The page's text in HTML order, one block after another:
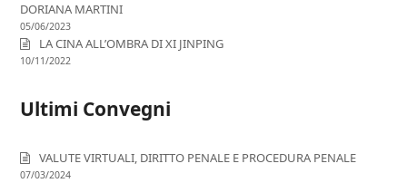
DORIANA MARTINI
05/06/2023
LA CINA ALL’OMBRA DI XI JINPING
10/11/2022
Ultimi Convegni
VALUTE VIRTUALI, DIRITTO PENALE E PROCEDURA PENALE
07/03/2024